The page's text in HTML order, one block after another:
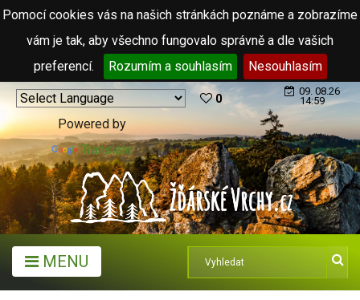
Pomocí cookies vás na našich stránkách poznáme a zobrazíme
vám je tak, aby všechno fungovalo správně a dle vašich
preferencí.
Rozumím a souhlasím Nesouhlasím
Powered by
Translate
0
09. 08.26
14:59
MENU